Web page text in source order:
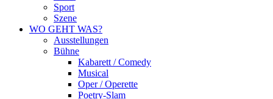
Sport
Szene
WO GEHT WAS?
Ausstellungen
Bühne
Kabarett / Comedy
Musical
Oper / Operette
Poetry-Slam